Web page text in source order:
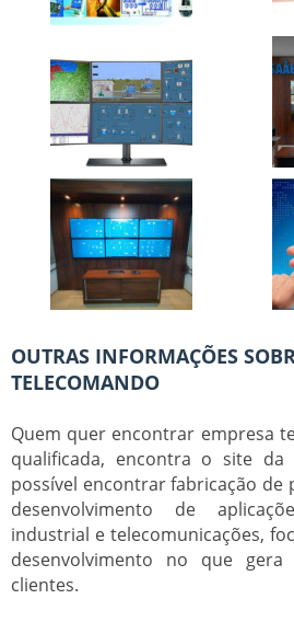
OUTRAS INFORMAÇÕES
TELECOMANDO
Quem quer encontrar empresa
qualificada, encontra o site da
possível encontrar fabricação
desenvolvimento de
industrial e telecomunicações,
desenvolvimento no que
clientes.